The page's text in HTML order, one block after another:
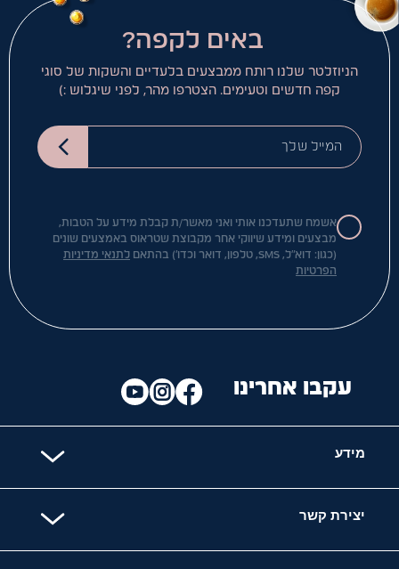
באים לקפה?
הניוזלטר שלנו רותח ממבצעים בלעדיים והשקות של סוגי
קפה חדשים וטעימים. הצטרפו מהר, לפני שיגלוש :)
המייל שלך
אשמח שתעדכנו אותי ואני מאשר/ת קבלת מידע על הטבות,
מבצעים ומידע שיווקי אחר מקבוצת שטראוס באמצעים שונים
(כגון: דוא"ל, SMS, טלפון, דואר וכדו') בהתאם
לתנאי מדיניות
הפרטיות
מידע
יצירת קשר
עקבו אחרינו